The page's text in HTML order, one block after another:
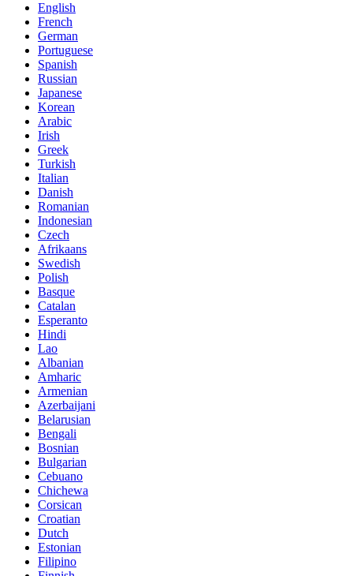
English
French
German
Portuguese
Spanish
Russian
Japanese
Korean
Arabic
Irish
Greek
Turkish
Italian
Danish
Romanian
Indonesian
Czech
Afrikaans
Swedish
Polish
Basque
Catalan
Esperanto
Hindi
Lao
Albanian
Amharic
Armenian
Azerbaijani
Belarusian
Bengali
Bosnian
Bulgarian
Cebuano
Chichewa
Corsican
Croatian
Dutch
Estonian
Filipino